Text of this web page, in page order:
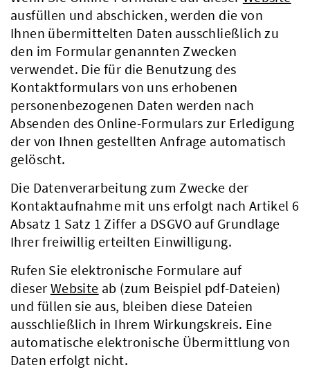
ausfüllen und abschicken, werden die von
Ihnen übermittelten Daten ausschließlich zu
den im Formular genannten Zwecken
verwendet. Die für die Benutzung des
Kontaktformulars von uns erhobenen
personenbezogenen Daten werden nach
Absenden des Online-Formulars zur Erledigung
der von Ihnen gestellten Anfrage automatisch
gelöscht.
Die Datenverarbeitung zum Zwecke der
Kontaktaufnahme mit uns erfolgt nach Artikel 6
Absatz 1 Satz 1 Ziffer a DSGVO auf Grundlage
Ihrer freiwillig erteilten Einwilligung.
Rufen Sie elektronische Formulare auf
dieser Website ab (zum Beispiel pdf-Dateien)
und füllen sie aus, bleiben diese Dateien
ausschließlich in Ihrem Wirkungskreis. Eine
automatische elektronische Übermittlung von
Daten erfolgt nicht.